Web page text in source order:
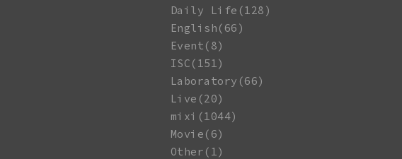
Daily Life(128)
English(66)
Event(8)
ISC(151)
Laboratory(66)
Live(20)
mixi(1044)
Movie(6)
Other(1)